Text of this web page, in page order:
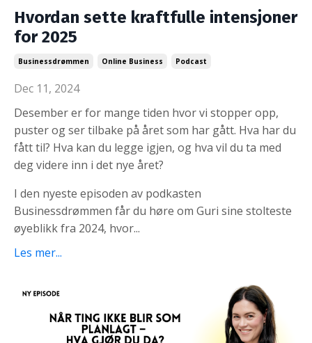
Hvordan sette kraftfulle intensjoner
for 2025
Businessdrømmen Online Business Podcast
Dec 11, 2024
Desember er for mange tiden hvor vi stopper opp,
puster og ser tilbake på året som har gått. Hva har du
fått til? Hva kan du legge igjen, og hva vil du ta med
deg videre inn i det nye året?
I den nyeste episoden av podkasten
Businessdrømmen får du høre om Guri sine stolteste
øyeblikk fra 2024, hvor...
Les mer...